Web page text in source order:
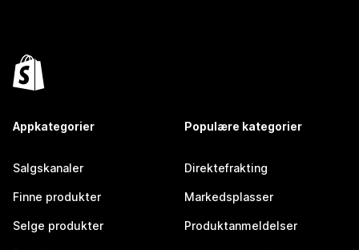
Appkategorier
Salgskanaler
Finne produkter
Selge produkter
Populære kategorier
Direktefrakting
Markedsplasser
Produktanmeldelser